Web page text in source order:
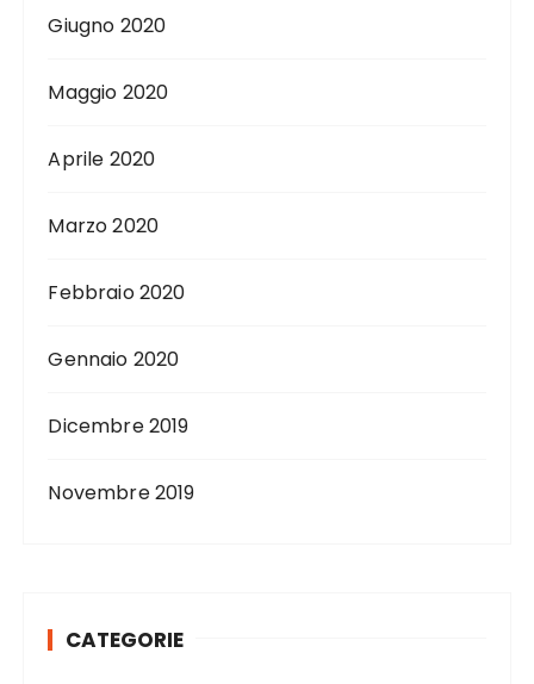
Giugno 2020
Maggio 2020
Aprile 2020
Marzo 2020
Febbraio 2020
Gennaio 2020
Dicembre 2019
Novembre 2019
CATEGORIE